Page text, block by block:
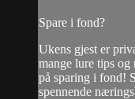
Spare i fond?
Ukens gjest er
mange lure tips og
på sparing i fond!
spennende